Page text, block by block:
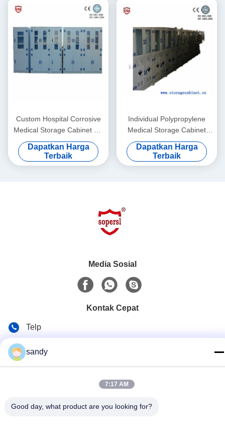
Custom Hospital Corrosive
Medical Storage Cabinet PP
Polypropylene , 6 Doors
Dapatkan Harga
Terbaik
Individual Polypropylene
Medical Storage Cabinet
Anti-Corrosive , Reliable
Dapatkan Harga
Terbaik
Media Sosial
Kontak Cepat
Telp
Zona Pengembangan Ekonomi Hongshan, kota Wuxi,
sandy
7:17 AM
Good day, what product are you looking for?